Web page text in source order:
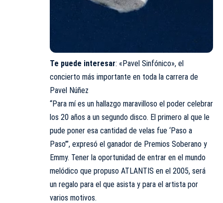
Te puede interesar: «Pavel Sinfónico», el
concierto más importante en toda la carrera de
Pavel Núñez
“Para mí es un hallazgo maravilloso el poder celebrar
los 20 años a un segundo disco. El primero al que le
pude poner esa cantidad de velas fue ‘Paso a
Paso’”, expresó el ganador de Premios Soberano y
Emmy. Tener la oportunidad de entrar en el mundo
melódico que propuso ATLANTIS en el 2005, será
un regalo para el que asista y para el artista por
varios motivos.